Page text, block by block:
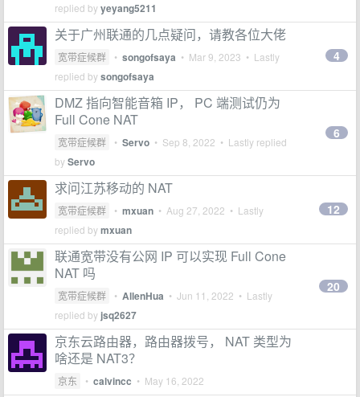
replied byyeyang5211
关于广州联通的几点疑问，请教各位大佬
宽带症候群 • songofsaya • Mar 9, 2023 • Lastly
replied bysongofsaya
4
DMZ 指向智能音箱 IP， PC 端测试仍为
Full Cone NAT
宽带症候群 • Servo • Sep 8, 2022 • Lastly replied
byServo
6
求问江苏移动的 NAT
宽带症候群 • mxuan • Aug 27, 2022 • Lastly
replied bymxuan
12
联通宽带没有公网 IP 可以实现 Full Cone
NAT 吗
宽带症候群 • AllenHua • Jun 11, 2022 • Lastly
replied by jsq2627
20
京东云路由器，路由器拨号， NAT 类型为
啥还是 NAT3？
京东 • calvincc • May 16, 2022